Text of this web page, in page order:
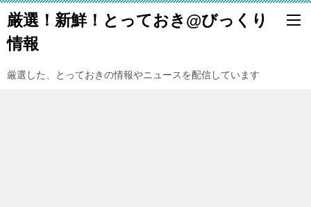
厳選！新鮮！とっておき@びっくり
情報
厳選した、とっておきの情報やニュースを配信しています